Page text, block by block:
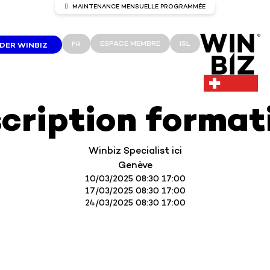
WINBIZ FR ESPACE MEMBRE ISL
Winbiz Specialist ici
Genève
10/03/2025 08:30 17:00
17/03/2025 08:30 17:00
24/03/2025 08:30 17:00
de maintenance sont prévus sur les serveurs
maintenance est programmée le dimanche 9 août de
accès pourront être temporairement interrompus durant
période.
vous recommandons d’utiliser Winbiz Cloud en dehors
plage horaire.
En vous remerciant de votre compréhension.
MAINTENANCE MENSUELLE PROGRAMMÉE